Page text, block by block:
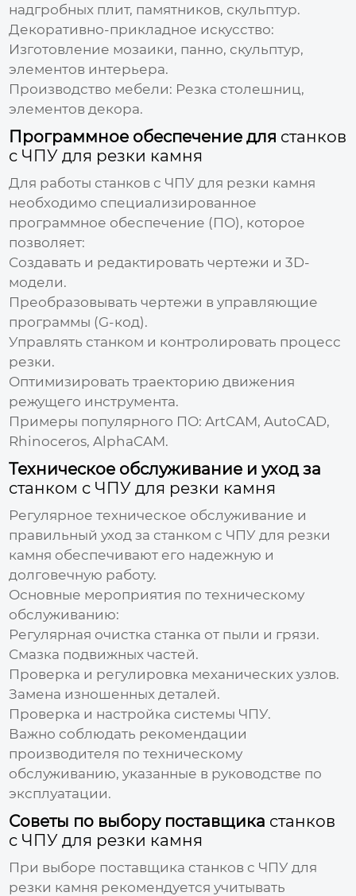
надгробных плит, памятников, скульптур.
Декоративно-прикладное искусство:
Изготовление мозаики, панно, скульптур,
элементов интерьера.
Производство мебели: Резка столешниц,
элементов декора.
Программное обеспечение для станков
с ЧПУ для резки камня
Для работы станков с ЧПУ для резки камня
необходимо специализированное
программное обеспечение (ПО), которое
позволяет:
Создавать и редактировать чертежи и 3D-
модели.
Преобразовывать чертежи в управляющие
программы (G-код).
Управлять станком и контролировать процесс
резки.
Оптимизировать траекторию движения
режущего инструмента.
Примеры популярного ПО: ArtCAM, AutoCAD,
Rhinoceros, AlphaCAM.
Техническое обслуживание и уход за
станком с ЧПУ для резки камня
Регулярное техническое обслуживание и
правильный уход за станком с ЧПУ для резки
камня обеспечивают его надежную и
долговечную работу.
Основные мероприятия по техническому
обслуживанию:
Регулярная очистка станка от пыли и грязи.
Смазка подвижных частей.
Проверка и регулировка механических узлов.
Замена изношенных деталей.
Проверка и настройка системы ЧПУ.
Важно соблюдать рекомендации
производителя по техническому
обслуживанию, указанные в руководстве по
эксплуатации.
Советы по выбору поставщика станков
с ЧПУ для резки камня
При выборе поставщика станков с ЧПУ для
резки камня рекомендуется учитывать